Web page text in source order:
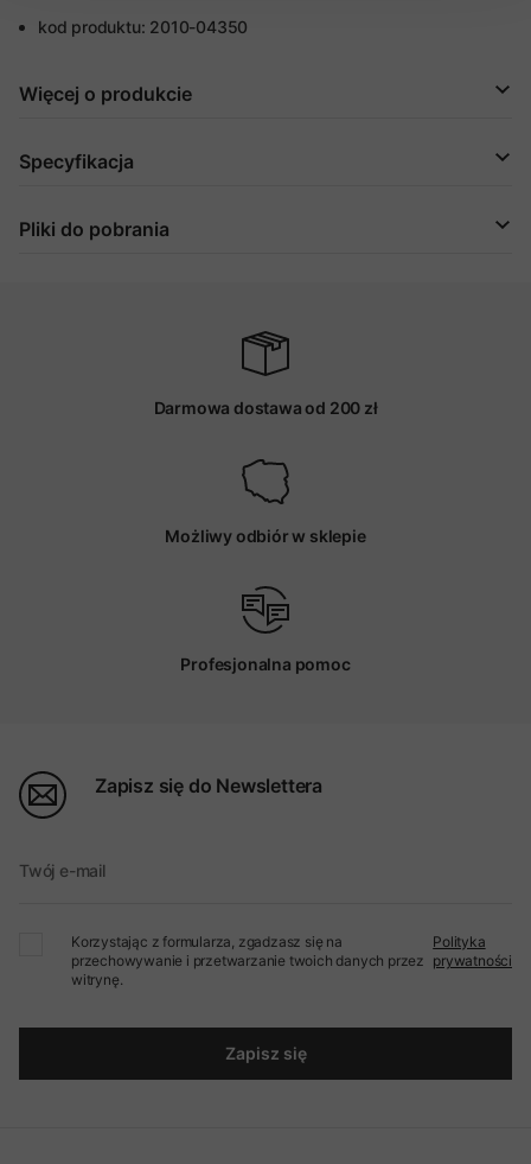
kod produktu: 2010-04350
Więcej o produkcie
Specyfikacja
Pliki do pobrania
Darmowa dostawa od 200 zł
Możliwy odbiór w sklepie
Profesjonalna pomoc
Zapisz się do Newslettera
Twój e-mail
Korzystając z formularza, zgadzasz się na
przechowywanie i przetwarzanie twoich danych przez
witrynę.
Polityka
prywatności
Zapisz się